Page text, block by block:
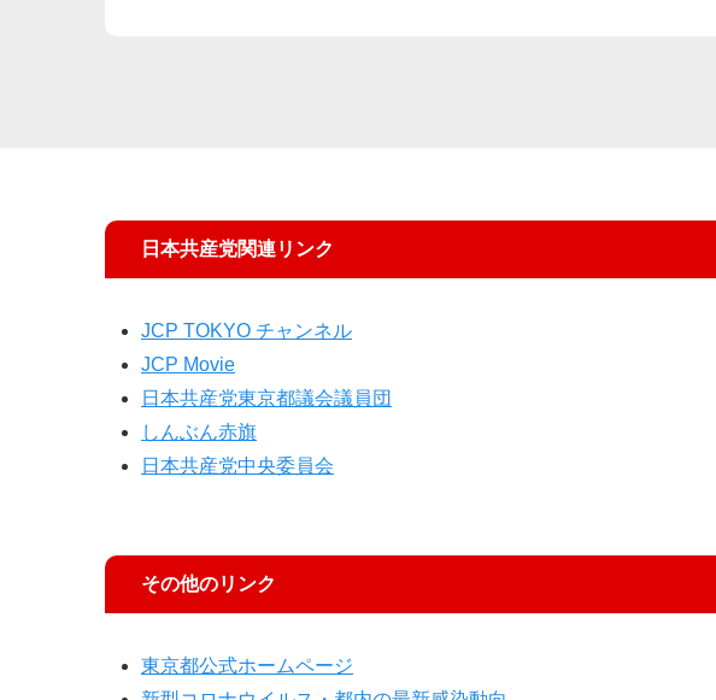
日本共産党関連リンク
JCP TOKYO チャンネル
JCP Movie
日本共産党東京都議会議員団
しんぶん赤旗
日本共産党中央委員会
その他のリンク
東京都公式ホームページ